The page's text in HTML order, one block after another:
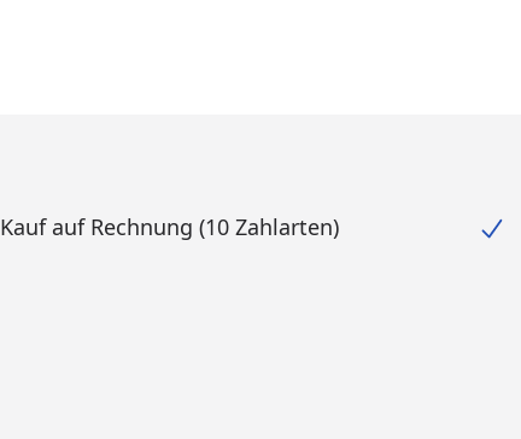
Kauf auf Rechnung (10 Zahlarten)